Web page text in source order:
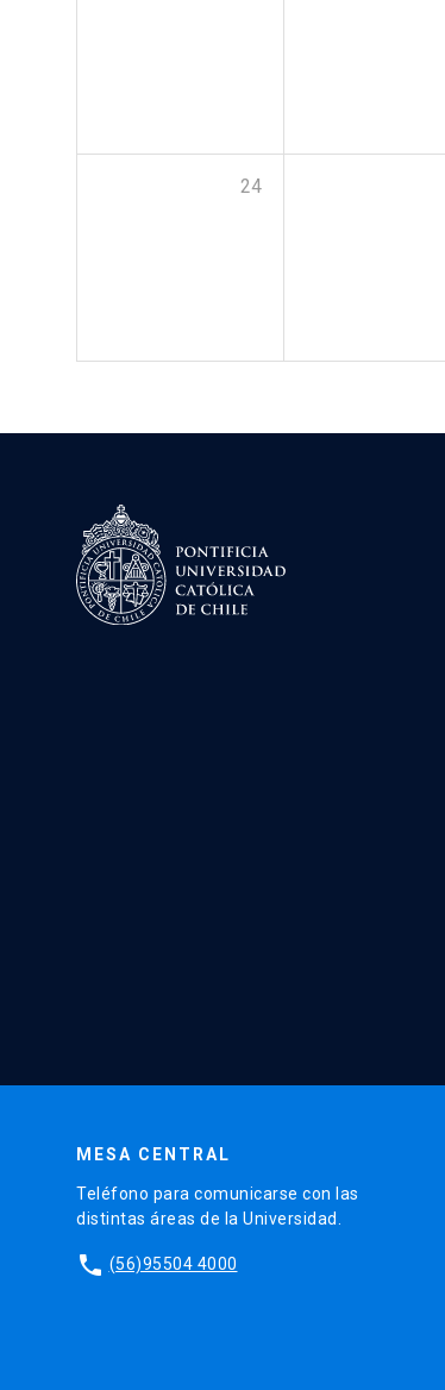
24
MESA CENTRAL
Teléfono para comunicarse con las
distintas áreas de la Universidad.
phone (56)95504 4000